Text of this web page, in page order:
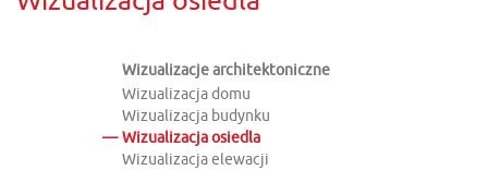
Wizualizacje architektoniczne
Wizualizacja domu
Wizualizacja budynku
Wizualizacja osiedla
Wizualizacja elewacji